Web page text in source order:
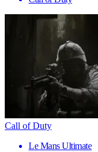
Call of Duty
Le Mans Ultimate